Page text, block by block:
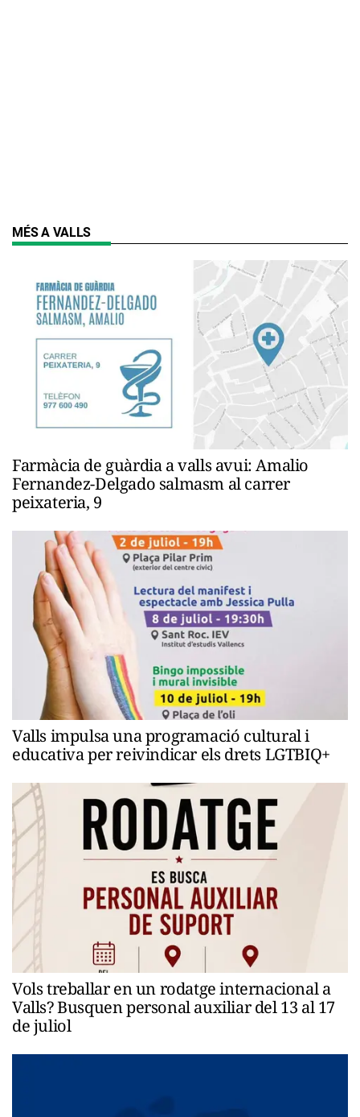
MÉS A VALLS
Farmàcia de guàrdia a valls avui: Amalio
Fernandez-Delgado salmasm al carrer
peixateria, 9
Valls impulsa una programació cultural i
educativa per reivindicar els drets LGTBIQ+
Vols treballar en un rodatge internacional a
Valls? Busquen personal auxiliar del 13 al 17
de juliol